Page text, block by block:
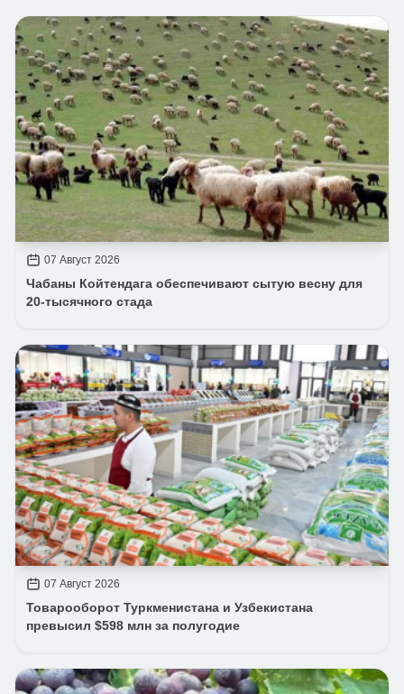
07 Август 2026
Чабаны Койтендага обеспечивают сытую весну для
20-тысячного стада
07 Август 2026
Товарооборот Туркменистана и Узбекистана
превысил $598 млн за полугодие